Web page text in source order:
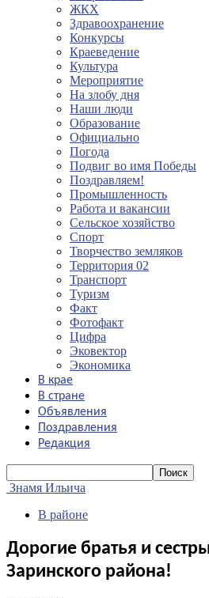
ЖКХ
Здравоохранение
Конкурсы
Краеведение
Культура
Мероприятие
На злобу дня
Наши люди
Образование
Официально
Погода
Подвиг во имя Победы
Поздравляем!
Промышленность
Работа и вакансии
Сельское хозяйство
Спорт
Творчество земляков
Территория 02
Транспорт
Туризм
Факт
Фотофакт
Цифра
Эковектор
Экономика
В крае
В стране
Объявления
Поздравления
Редакция
Знамя Ильича
В районе
Дорогие братья и
Заринского района!